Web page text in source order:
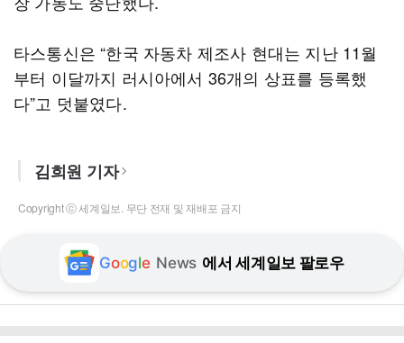
타스통신은 “한국 자동차 제조사 현대는 지난 11월
부터 이달까지 러시아에서 36개의 상표를 등록했
다”고 덧붙였다.
김희원 기자
Copyright ⓒ 세계일보. 무단 전재 및 재배포 금지
Google News 에서 세계일보 팔로우